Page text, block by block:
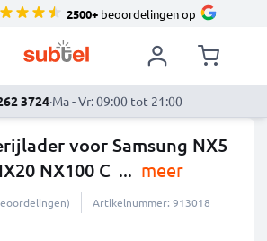
2500+beoordelingen op
3724·Ma - Vr: 09:00 tot 21:00
voor Samsung NX5
NX100 C ... meer
Artikelnummer: 913018